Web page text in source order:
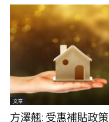
文章
方澤翹: 受惠補貼政